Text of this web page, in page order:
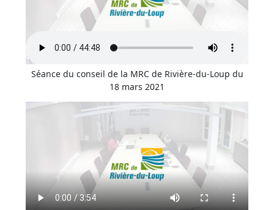
Séance du conseil de la MRC de Rivière-du-Loup du
18 mars 2021